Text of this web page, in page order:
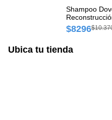
Shampoo
Frasco x 400
$8296
Ubica tu tienda